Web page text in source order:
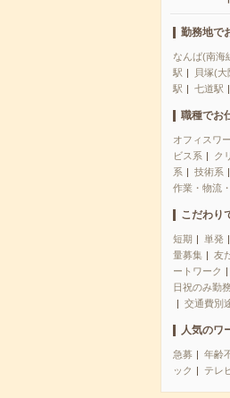
勤務地で
なんば(南海
駅
貝塚(大
駅
七道駅
職種でお
オフィスワ
ビス系
ク
系
技術系
作業・物流
こだわり
短期 単発
量募集
友
ートワーク
日祝のみ勤
交通費別
人気のワ
急募 年齢
ック
テレ